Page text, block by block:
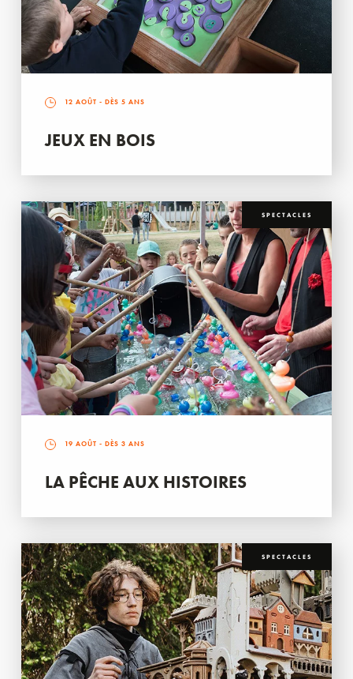
12 AOÛT - DÈS 5 ANS
JEUX EN BOIS
SPECTACLES
19 AOÛT - DÈS 3 ANS
LA PÊCHE AUX HISTOIRES
SPECTACLES